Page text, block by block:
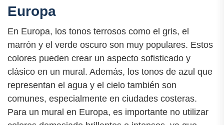
Europa
En Europa, los tonos terrosos como el gris, el
marrón y el verde oscuro son muy populares. Estos
colores pueden crear un aspecto sofisticado y
clásico en un mural. Además, los tonos de azul que
representan el agua y el cielo también son
comunes, especialmente en ciudades costeras.
Para un mural en Europa, es importante no utilizar